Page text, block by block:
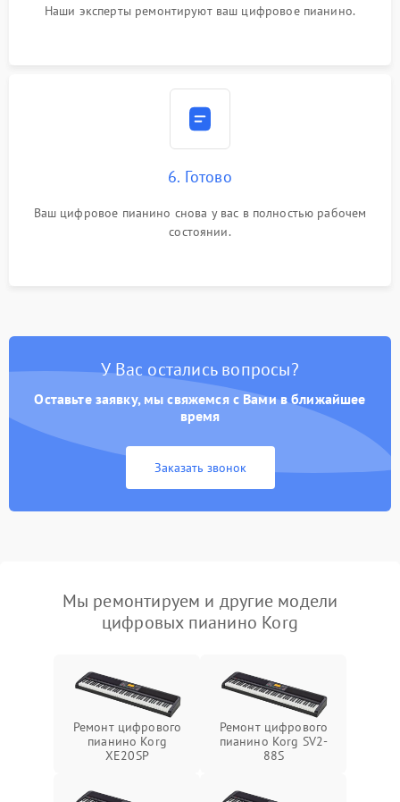
Наши эксперты ремонтируют ваш цифровое пианино.
6. Готово
Ваш цифровое пианино снова у вас в полностью рабочем
состоянии.
У Вас остались вопросы?
Оставьте заявку, мы свяжемся с Вами в ближайшее
время
Заказать звонок
Мы ремонтируем и другие модели
цифровых пианино Korg
Ремонт цифрового
пианино Korg
XE20SP
Ремонт цифрового
пианино Korg SV2-
88S